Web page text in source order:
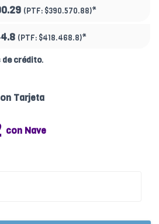
(PTF: $390.570.88)*
(PTF: $418.468.8)*
crédito.
Tarjeta
con Nave